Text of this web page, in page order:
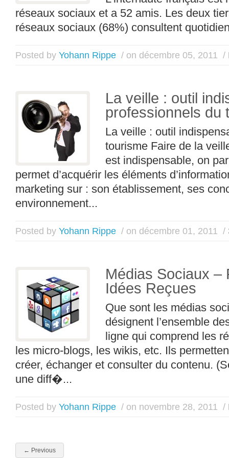
réseaux sociaux et a 52 amis. Les deux
réseaux sociaux (68%) consultent
Posted by Yohann Rippe / on décembre 05, 2011 /
La veille : outil
professionnels du
La veille : outil
tourisme Faire de la
est indispensable, on
permet d’acquérir les éléments
marketing sur : son établissement, ses
environnement...
Posted by Yohann Rippe / on décembre 01, 2011 /
Médias Sociaux –
Idées Reçues
Que sont les médias
désignent l’ensemble
ligne qui comprend les
les micro-blogs, les wikis, etc. Ils
créer, échanger et consulter du contenu.
une diff�...
Posted by Yohann Rippe / on novembre 28, 2011 /
← Previous